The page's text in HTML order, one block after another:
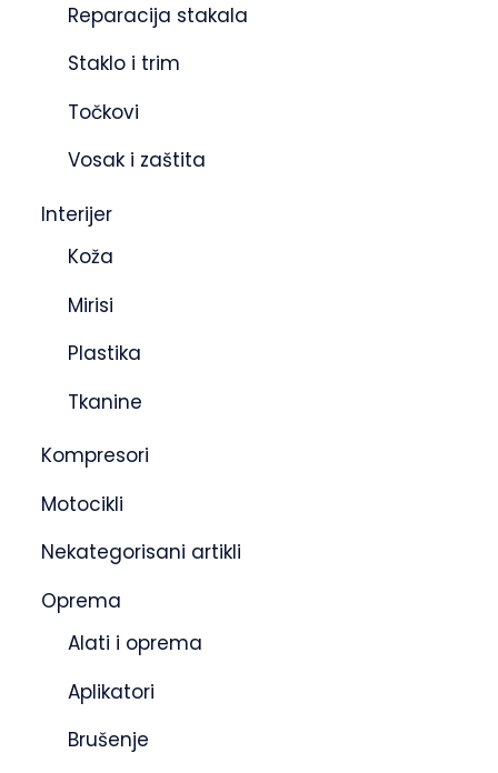
Reparacija stakala
Staklo i trim
Točkovi
Vosak i zaštita
Interijer
Koža
Mirisi
Plastika
Tkanine
Kompresori
Motocikli
Nekategorisani artikli
Oprema
Alati i oprema
Aplikatori
Brušenje